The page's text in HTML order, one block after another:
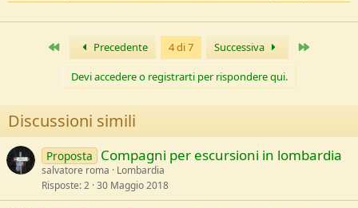
Primo Precedente 4 di 7 Successiva
Devi accedere o registrarti per rispondere qui.
Discussioni simili
Proposta Compagni per escursioni in lombardia
salvatore roma
Lombardia
Risposte 2 30 Maggio 2018